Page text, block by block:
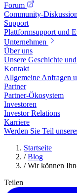
Forum
Community-
Support
Plattformsupport und
Unternehmen
Über uns
Unsere Geschichte
Kontakt
Allgemeine Anfragen
Partner
Partner-Ökosystem
Investoren
Investor Relations
Karriere
Werden Sie Teil
Startseite
/ Blog
/ Wir können
Teilen